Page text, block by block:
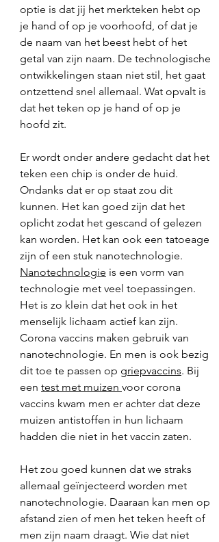
optie is dat jij het merkteken hebt op
je hand of op je voorhoofd, of dat je
de naam van het beest hebt of het
getal van zijn naam. De technologische
ontwikkelingen staan niet stil, het gaat
ontzettend snel allemaal. Wat opvalt is
dat het teken op je hand of op je
hoofd zit.
Er wordt onder andere gedacht dat het
teken een chip is onder de huid.
Ondanks dat er op staat zou dit
kunnen. Het kan goed zijn dat het
oplicht zodat het gescand of gelezen
kan worden. Het kan ook een tatoeage
zijn of een stuk nanotechnologie.
Nanotechnologie is een vorm van
technologie met veel toepassingen.
Het is zo klein dat het ook in het
menselijk lichaam actief kan zijn.
Corona vaccins maken gebruik van
nanotechnologie. En men is ook bezig
dit toe te passen op griepvaccins. Bij
een test met muizen voor corona
vaccins kwam men er achter dat deze
muizen antistoffen in hun lichaam
hadden die niet in het vaccin zaten.
Het zou goed kunnen dat we straks
allemaal geïnjecteerd worden met
nanotechnologie. Daaraan kan men op
afstand zien of men het teken heeft of
men zijn naam draagt. Wie dat niet